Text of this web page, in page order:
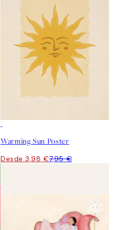
Warming Sun Poster
Desde 3,98 €7,95 €